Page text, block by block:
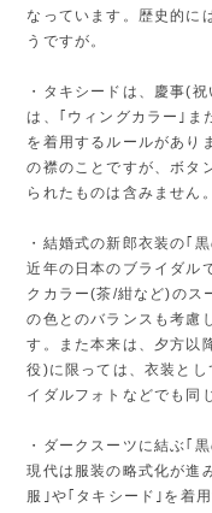
なっています。歴史的に
うですが。
・タキシードは、慶事(
は、｢ウィングカラー｣ま
を着用するルールがあり
の襟のことですが、ボタ
られたものは含みません。
・結婚式の新郎衣装の｢
近年の日本のブライダル
クカラー(茶/紺など)のス
の色とのバランスも考慮
す。また本来は、夕方以
役)に限っては、衣装と
イダルフォトなどでも同
・ダークスーツに結ぶ｢
現代は服装の略式化が進
服｣や｢タキシード｣を着